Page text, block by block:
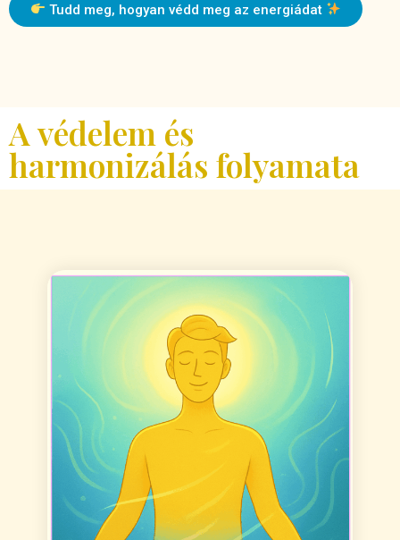
Tudd meg, hogyan védd meg az energiádat
A védelem és
harmonizálás folyamata